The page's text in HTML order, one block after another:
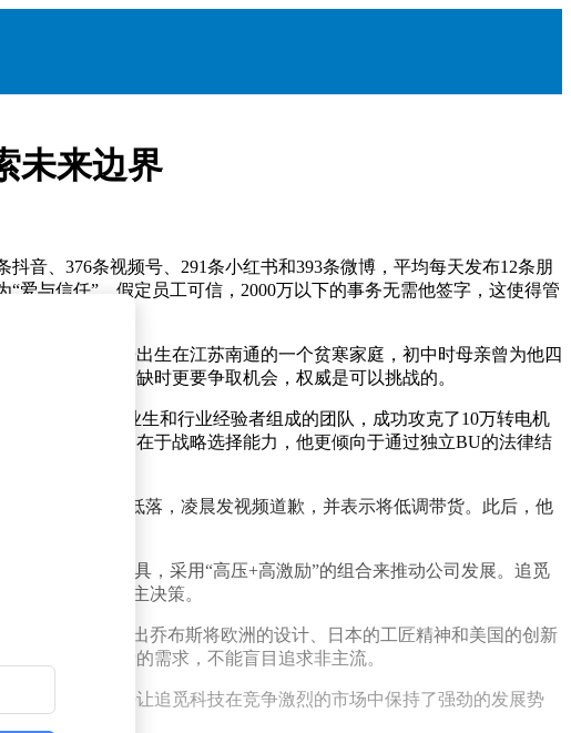
未来边界
音、376条视频号、291条小红书和393条微博，平均每天发布12条朋
与信任”，假定员工可信，2000万以下的事务无需他签字，这使得管
业经历。俞浩出生在江苏南通的一个贫寒家庭，初中时母亲曾为他四
信念：资源紧缺时更要争取机会，权威是可以挑战的。
一个由清华毕业生和行业经验者组成的团队，成功攻克了10万转电机
，追觅的成功在于战略选择能力，他更倾向于通过独立BU的法律结
疑后，他情绪低落，凌晨发视频道歉，并表示将低调带货。此后，他
谨慎。
视传统管理工具，采用“高压+高激励”的组合来推动公司发展。追觅
信员工能够自主决策。
为例，指出乔布斯将欧洲的设计、日本的工匠精神和美国的创新
须符合消费者的需求，不能盲目追求非主流。
对员工的信任让追觅科技在竞争激烈的市场中保持了强劲的发展势